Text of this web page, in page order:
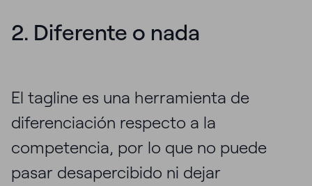
2. Diferente o nada
El tagline es una herramienta de
diferenciación respecto a la
competencia, por lo que no puede
pasar desapercibido ni dejar